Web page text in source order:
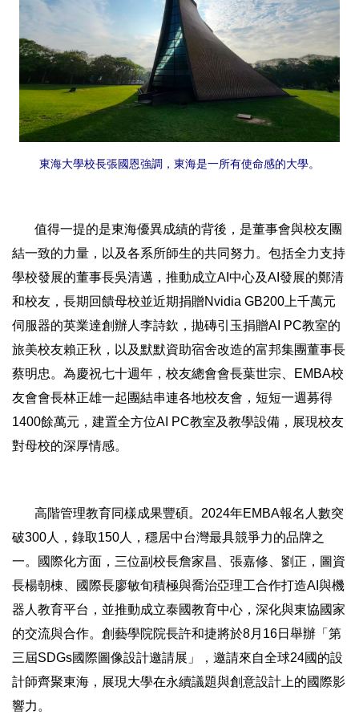
東海大學校長張國恩強調，東海是一所有使命感的大學。
值得一提的是東海優異成績的背後，是董事會與校友團
結一致的力量，以及各系所師生的共同努力。包括全力支持
學校發展的董事長吳清邁，推動成立AI中心及AI發展的鄭清
和校友，長期回饋母校並近期捐贈Nvidia GB200上千萬元
伺服器的英業達創辦人李詩欽，拋磚引玉捐贈AI PC教室的
旅美校友賴正秋，以及默默資助宿舍改造的富邦集團董事長
蔡明忠。為慶祝七十週年，校友總會會長葉世宗、EMBA校
友會會長林正雄一起團結串連各地校友會，短短一週募得
1400餘萬元，建置全方位AI PC教室及教學設備，展現校友
對母校的深厚情感。
高階管理教育同樣成果豐碩。2024年EMBA報名人數突
破300人，錄取150人，穩居中台灣最具競爭力的品牌之
一。國際化方面，三位副校長詹家昌、張嘉修、劉正，圖資
長楊朝棟、國際長廖敏旬積極與喬治亞理工合作打造AI與機
器人教育平台，並推動成立泰國教育中心，深化與東協國家
的交流與合作。創藝學院院長許和捷將於8月16日舉辦「第
三屆SDGs國際圖像設計邀請展」，邀請來自全球24國的設
計師齊聚東海，展現大學在永續議題與創意設計上的國際影
響力。